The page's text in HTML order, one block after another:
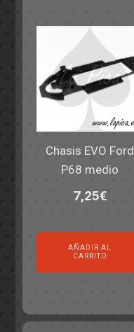
Chasis EVO Ford
P68 medio
7,25€
AÑADIR AL
CARRITO